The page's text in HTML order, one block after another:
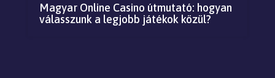
Magyar Online Casino útmutató: hogyan
válasszunk a legjobb játékok közül?